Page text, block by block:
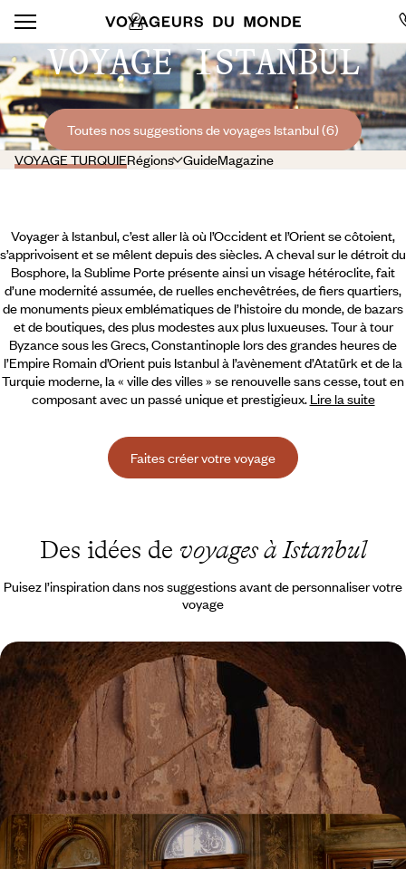
VOYAGE ISTANBUL
Toutes nos suggestions de voyages Istanbul (6)
VOYAGE TURQUIERégions GuideMagazine
Voyager à Istanbul, c’est aller là où l’Occident et l’Orient se côtoient,
s’apprivoisent et se mêlent depuis des siècles. A cheval sur le détroit du
Bosphore, la Sublime Porte présente ainsi un visage hétéroclite, fait
d’une modernité assumée, de ruelles enchevêtrées, de fiers quartiers,
de monuments pieux emblématiques de l’histoire du monde, de bazars
et de boutiques, des plus modestes aux plus luxueuses. Tour à tour
Byzance sous les Grecs, Constantinople lors des grandes heures de
l’Empire Romain d’Orient puis Istanbul à l’avènement d’Atatürk et de la
Turquie moderne, la « ville des villes » se renouvelle sans cesse,tout en
composant avec un passé unique et prestigieux. Lire la suite
Faites créer votre voyage
Des idées de voyages à Istanbul
Puisez l’inspiration dans nos suggestions avant de personnaliser votre
voyage
La Turquie en famille - Regards neufs sur Istanbul
et la Cappadoce
Explorer sur une semaine deux sites exceptionnels et contrastés : la
grande ville du Bosphore et la géologie poétique de Cappadoce
7 jours, de CHF 1800 à CHF 2300
Un palazzo à Istanbul - La Corne d’Or confidentielle